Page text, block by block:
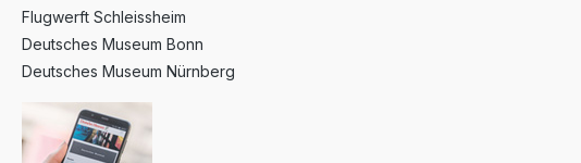
Flugwerft Schleissheim
Deutsches Museum Bonn
Deutsches Museum Nürnberg